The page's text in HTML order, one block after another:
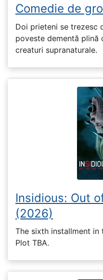
Comedie de
Doi prieteni se trezesc
poveste dementă plină
creaturi supranaturale.
Insidious: Out
(2026)
The sixth installment in
Plot TBA.